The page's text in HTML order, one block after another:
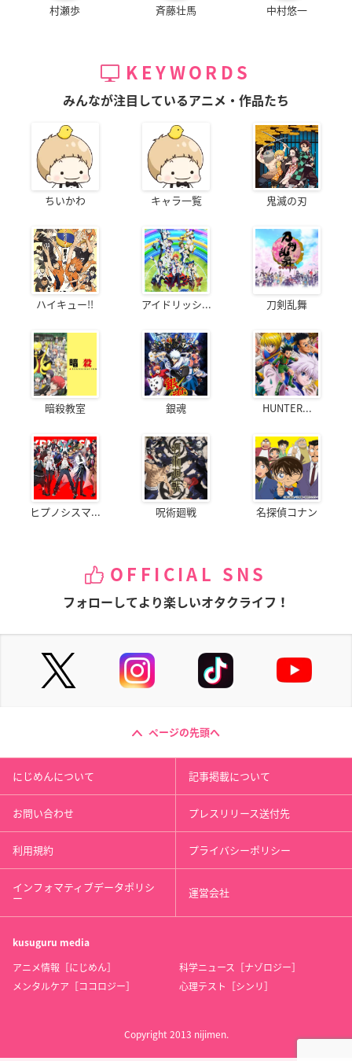
村瀬歩 斉藤壮馬 中村悠一
KEYWORDS
みんなが注目しているアニメ・作品たち
ちいかわ キャラ一覧 鬼滅の刃
ハイキュー!! アイドリッシ... 刀剣乱舞
暗殺教室 銀魂 HUNTER...
ヒプノシスマ... 呪術廻戦 名探偵コナン
OFFICIAL SNS
フォローしてより楽しいオタクライフ！
ページの先頭へ
にじめんについて 記事掲載について
お問い合わせ プレスリリース送付先
利用規約 プライバシーポリシー
インフォマティブデータポリシ
ー 運営会社
kusuguru media
アニメ情報［にじめん］
科学ニュース［ナゾロジー］
メンタルケア［ココロジー］
心理テスト［シンリ］
Copyright 2013 nijimen.